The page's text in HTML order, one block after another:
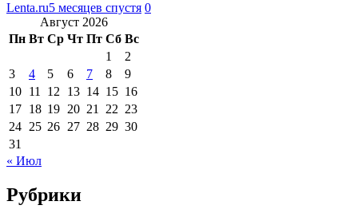
Lenta.ru5 месяцев спустя 0
Август 2026
Пн Вт Ср Чт Пт Сб Вс
1
2
3
4 5 6 7 8
9
10 11 12 13 14 15 16
17 18 19 20 21 22 23
24 25 26 27 28 29 30
31
« Июл
Рубрики